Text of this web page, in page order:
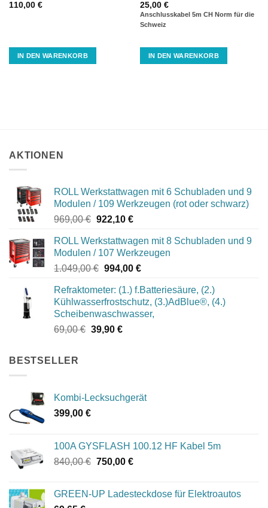
110,00 €
IN DEN WARENKORB
25,00 €
Anschlusskabel 5m CH Norm für die
Schweiz
IN DEN WARENKORB
AKTIONEN
ROLL Werkstattwagen mit 6 Schubladen und 9
Modulen / 109 Werkzeugen (rot oder schwarz)
969,00€ Ursprünglicher
war:
969,00 €
922,10 €Aktueller
ist:
922,10 €.
ROLL Werkstattwagen mit 8 Schubladen und 9
Modulen / 107 Werkzeugen
1.049,00€ Ursprünglicher
war:
1.049,00 €
994,00 €Aktueller
ist:
994,00 €.
Refraktometer: (1.) f.Batteriesäure, (2.)
Kühlwasserfrostschutz, (3.)AdBlue®, (4.)
Scheibenwaschwasser,
69,00€ Ursprünglicher
39,90 €Aktueller
BESTSELLER
Kombi-Lecksuchgerät
399,00 €
100A GYSFLASH 100.12 HF Kabel 5m
840,00€ Ursprünglicher
840,00 €
750,00 €Aktueller
750,00 €.
GREEN-UP Ladesteckdose für Elektroautos